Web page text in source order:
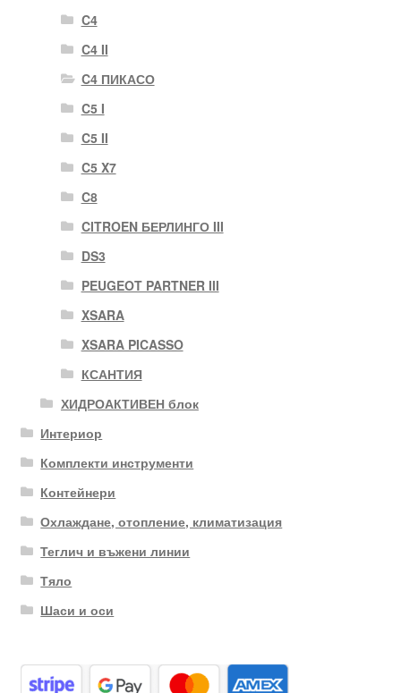
C4
C4 II
C4 ПИКАСО
C5 I
C5 II
C5 X7
C8
CITROEN БЕРЛИНГО III
DS3
PEUGEOT PARTNER III
XSARA
XSARA PICASSO
КСАНТИЯ
ХИДРОАКТИВЕН блок
Интериор
Комплекти инструменти
Контейнери
Охлаждане, отопление, климатизация
Теглич и въжени линии
Тяло
Шаси и оси